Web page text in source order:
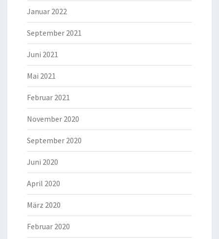
Januar 2022
September 2021
Juni 2021
Mai 2021
Februar 2021
November 2020
September 2020
Juni 2020
April 2020
März 2020
Februar 2020